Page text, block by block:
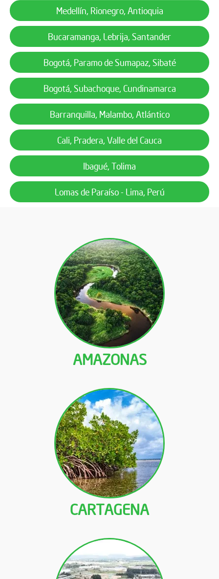
Medellín, Rionegro, Antioquia
Bucaramanga, Lebrija, Santander
Bogotá, Paramo de Sumapaz, Sibaté
Bogotá, Subachoque, Cundinamarca
Barranquilla, Malambo, Atlántico
Cali, Pradera, Valle del Cauca
Ibagué, Tolima
Lomas de Paraíso - Lima, Perú
AMAZONAS
CARTAGENA